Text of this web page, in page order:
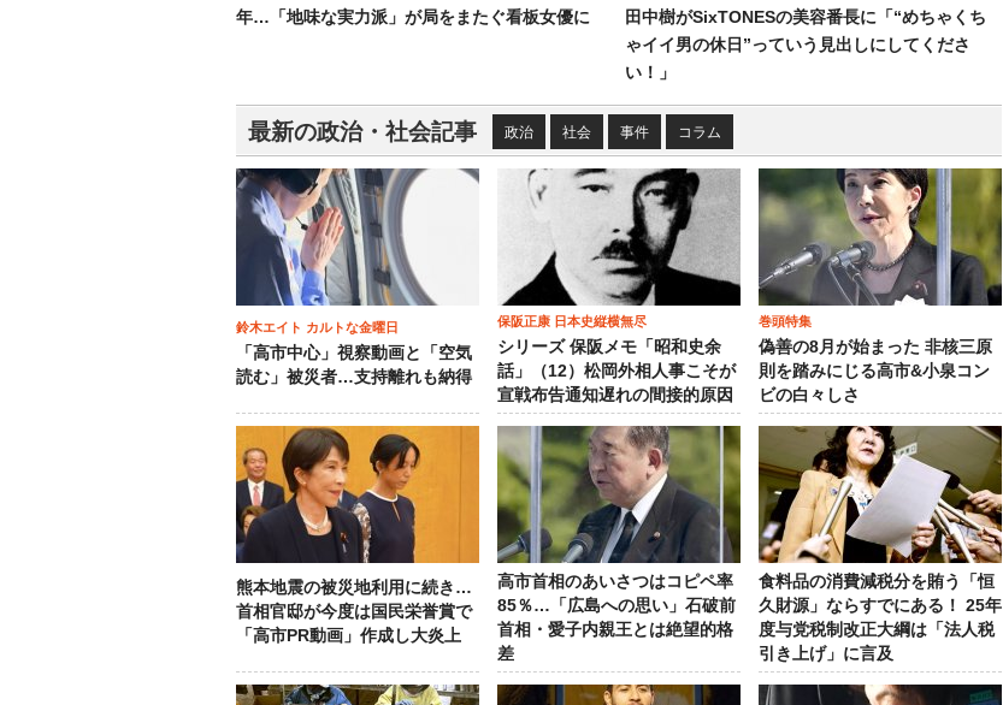
年…「地味な実力派」が局をまたぐ看板女優に
田中樹がSixTONESの美容番長に「“めちゃくち
ゃイイ男の休日”っていう見出しにしてくださ
い！」
最新の政治・社会記事 政治 社会 事件 コラム
鈴木エイト カルトな金曜日
「高市中心」視察動画と「空気
読む」被災者…支持離れも納得
保阪正康 日本史縦横無尽
シリーズ 保阪メモ「昭和史余
話」（12）松岡外相人事こそが
宣戦布告通知遅れの間接的原因
巻頭特集
偽善の8月が始まった 非核三原
則を踏みにじる高市&小泉コン
ビの白々しさ
熊本地震の被災地利用に続き…
首相官邸が今度は国民栄誉賞で
「高市PR動画」作成し大炎上
高市首相のあいさつはコピペ率
85％…「広島への思い」石破前
首相・愛子内親王とは絶望的格
差
食料品の消費減税分を賄う「恒
久財源」ならすでにある！ 25年
度与党税制改正大綱は「法人税
引き上げ」に言及